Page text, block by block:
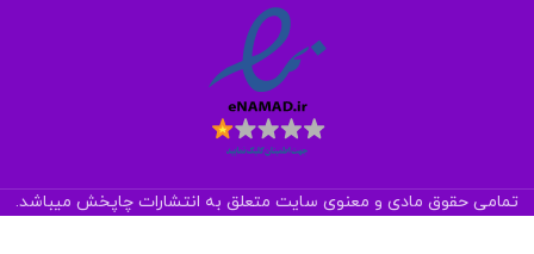
تمامی حقوق مادی و معنوی سایت متعلق به انتشارات چاپخش میباشد.